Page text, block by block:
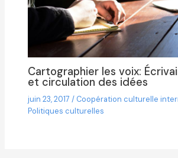
Cartographier les voix:
et circulation des idées
juin 23, 2017/ Coopération culturelle
Politiques culturelles